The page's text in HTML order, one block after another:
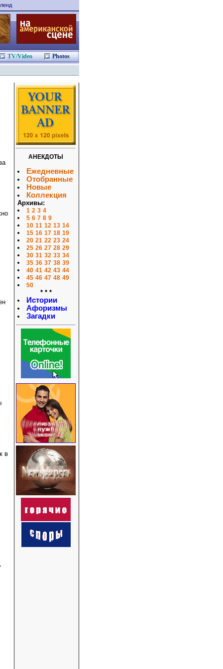
TV/Video Photos
в
АНЕКДОТЫ
Ежедневные
Отобранные
Новые
Коллекция
Архивы:
1 2 3 4
5 6 7 8 9
10 11 12 13 14
15 16 17 18 19
20 21 22 23 24
25 26 27 28 29
30 31 32 33 34
35 36 37 38 39
40 41 42 43 44
45 46 47 48 49
50
* * *
Истории
Афоризмы
Загадки